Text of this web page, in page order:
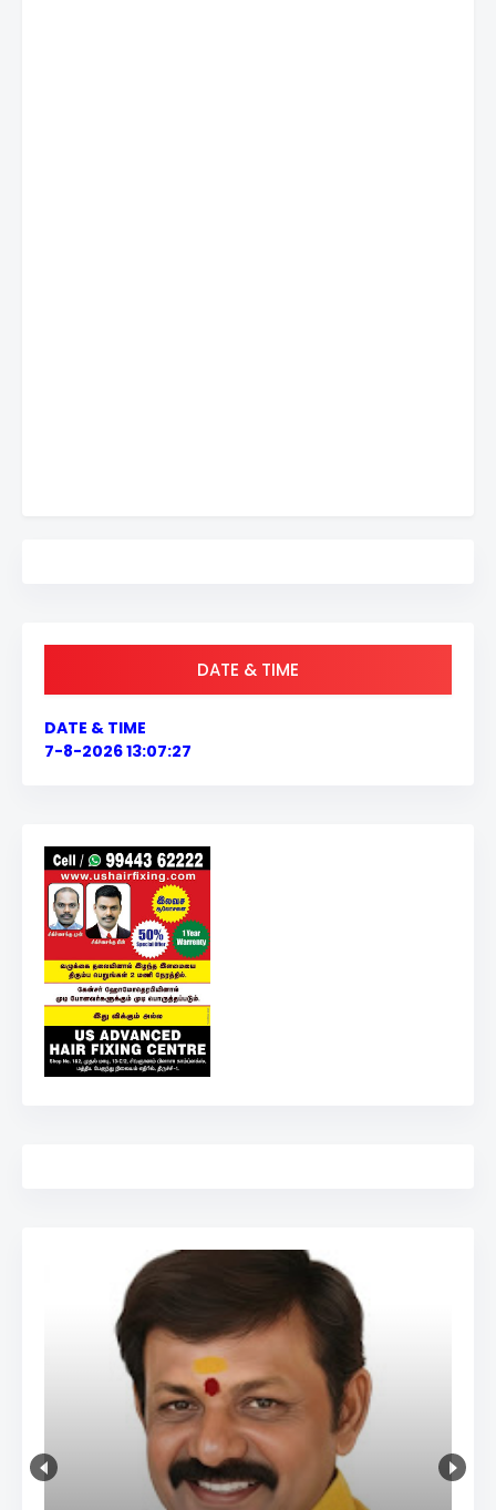
DATE & TIME
DATE & TIME
7-8-2026 13:07:27